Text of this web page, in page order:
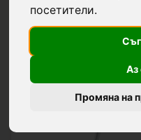
посетители.
Аз
Промяна на